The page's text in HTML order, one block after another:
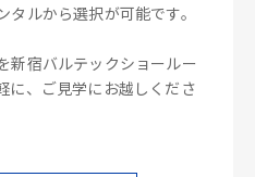
ルから選択が可能です。
新宿バルテックショールー
に、ご見学にお越しくださ